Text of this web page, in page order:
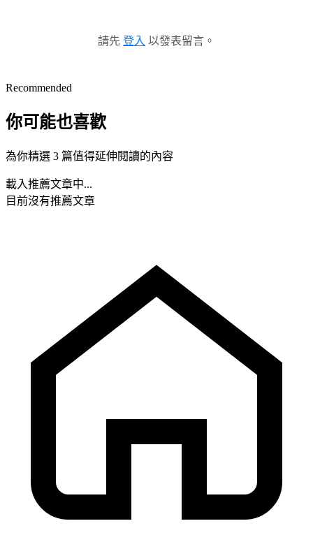
請先 登入 以發表留言。
Recommended
你可能也喜歡
為你精選 3 篇值得延伸閱讀的內容
載入推薦文章中...
目前沒有推薦文章